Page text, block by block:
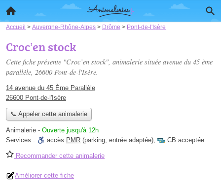
Accueil > Auvergne-Rhône-Alpes > Drôme > Pont-de-l'Isère
Croc’en stock
Cette fiche présente "Croc’en stock", animalerie située avenue du 45 ème
parallèle, 26600 Pont-de-l'Isère.
14 avenue du 45 Ème Parallèle
26600 Pont-de-l'Isère
📞 Appeler cette animalerie
Animalerie - Ouverte jusqu'à 12h
Services :
accès PMR (parking, entrée adaptée), CB acceptée
Recommander cette animalerie
Améliorer cette fiche